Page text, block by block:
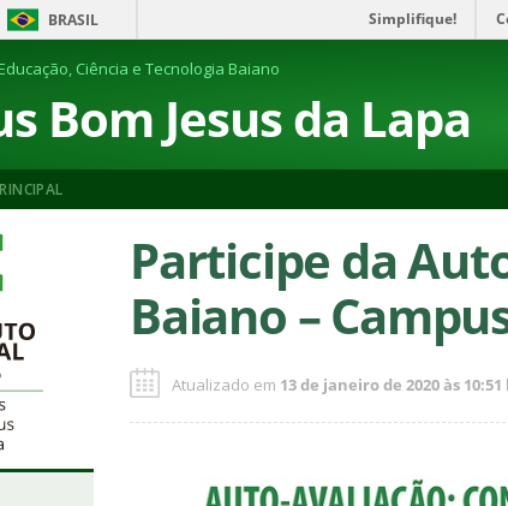
BRASIL Simplifique!
Ciência e Tecnologia Baiano
Bom Jesus da Lapa
Participe da
Baiano –
Atualizado em 13 de janeiro de 2020 às